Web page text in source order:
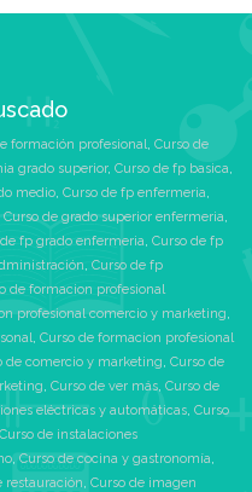
formación profesional, Curso de
grado superior, Curso de fp basica,
medio, Curso de fp enfermeria,
Curso de grado superior enfermeria,
fp grado enfermeria, Curso de fp
, Curso de fp
de formacion profesional
profesional comercio y marketing,
, Curso de formacion profesional
de comercio y marketing, Curso de
, Curso de ver más, Curso de
eléctricas y automáticas, Curso
Curso de instalaciones
,Curso de cocina y gastronomía,
restauración, Curso de imagen